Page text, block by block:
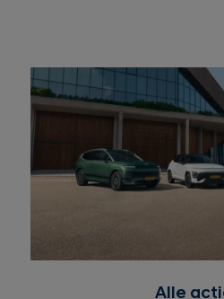
Alle